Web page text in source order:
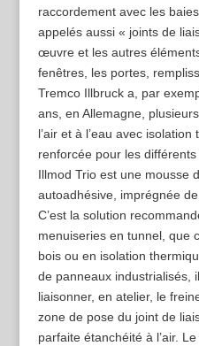
raccordement avec les
appelés aussi « joints de
œuvre et les autres
fenêtres, les portes,
Tremco Illbruck a, par
ans, en Allemagne,
l’air et à l’eau avec
renforcée pour les
Illmod Trio est une mousse
autoadhésive, imprégnée
C’est la solution
menuiseries en tunnel, que
bois ou en isolation
de panneaux industrialisés,
liaisonner, en atelier, le
zone de pose du joint de
parfaite étanchéité à l’air.